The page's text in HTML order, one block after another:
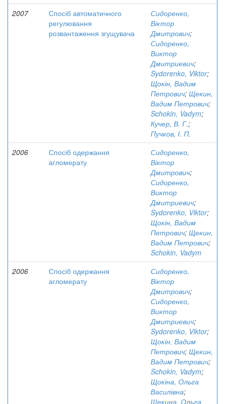
2007
Спосіб автоматичного
регулювання
розвантаження згущувача
Сидоренко,
Віктор
Дмитрович;
Сидоренко,
Виктор
Дмитриевич;
Sydorenko, Viktor;
Щокін, Вадим
Петрович; Щекин,
Вадим Петрович;
Schokin, Vadym;
Кучер, В. Г.;
Пучков, І. П.
2006
Спосіб одержання
агломерату
Сидоренко,
Віктор
Дмитрович;
Сидоренко,
Виктор
Дмитриевич;
Sydorenko, Viktor;
Щокін, Вадим
Петрович; Щекин,
Вадим Петрович;
Schokin, Vadym
2006
Спосіб одержання
агломерату
Сидоренко,
Віктор
Дмитрович;
Сидоренко,
Виктор
Дмитриевич;
Sydorenko, Viktor;
Щокін, Вадим
Петрович; Щекин,
Вадим Петрович;
Schokin, Vadym;
Щокіна, Ольга
Василівна;
Щекина, Ольга